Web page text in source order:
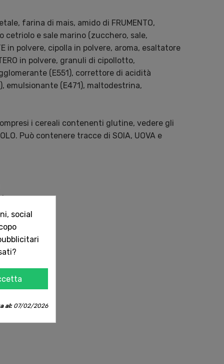
farina di mais, amido di FRUMENTO,
cetriolo e sale marino (zucchero, sale,
in polvere, cipolla in polvere, aroma, esaltatore
in polvere, granuli di cipollotto,
(E551), correttore di acidità
emulsionante (E471), maltodestrina,
i cereali contenenti glutine, vedere gli
Può contenere tracce di SOIA, UOVA e
social
al:07/02/2026